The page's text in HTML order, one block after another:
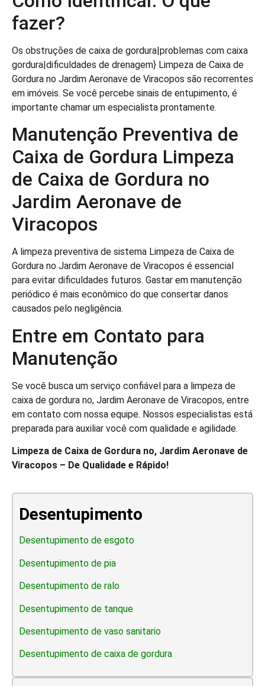
fazer?
Os obstruções de caixa de gordura|problemas com caixa
gordura|dificuldades de drenagem} Limpeza de Caixa de
Gordura no Jardim Aeronave de Viracopos são recorrentes
em imóveis. Se você percebe sinais de entupimento, é
importante chamar um especialista prontamente.
Manutenção Preventiva de
Caixa de Gordura Limpeza
de Caixa de Gordura no
Jardim Aeronave de
Viracopos
A limpeza preventiva de sistema Limpeza de Caixa de
Gordura no Jardim Aeronave de Viracopos é essencial
para evitar dificuldades futuros. Gastar em manutenção
periódico é mais econômico do que consertar danos
causados pelo negligência.
Entre em Contato para
Manutenção
Se você busca um serviço confiável para a limpeza de
caixa de gordura no, Jardim Aeronave de Viracopos, entre
em contato com nossa equipe. Nossos especialistas está
preparada para auxiliar você com qualidade e agilidade.
Limpeza de Caixa de Gordura no, Jardim Aeronave de
Viracopos – De Qualidade e Rápido!
Desentupimento
Desentupimento de esgoto
Desentupimento de pia
Desentupimento de ralo
Desentupimento de tanque
Desentupimento de vaso sanitario
Desentupimento de caixa de gordura